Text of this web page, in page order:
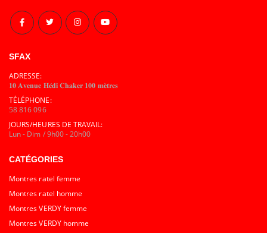
SFAX
ADRESSE:
𝟏𝟎 𝐀𝐯𝐞𝐧𝐮𝐞 𝐇𝐞́𝐝𝐢 𝐂𝐡𝐚𝐤𝐞𝐫 𝟏𝟎𝟎 𝐦𝐞̀𝐭𝐫𝐞𝐬
TÉLÉPHONE:
58 816 096
JOURS/HEURES DE TRAVAIL:
Lun - Dim / 9h00 - 20h00
CATÉGORIES
Montres ratel femme
Montres ratel homme
Montres VERDY femme
Montres VERDY homme